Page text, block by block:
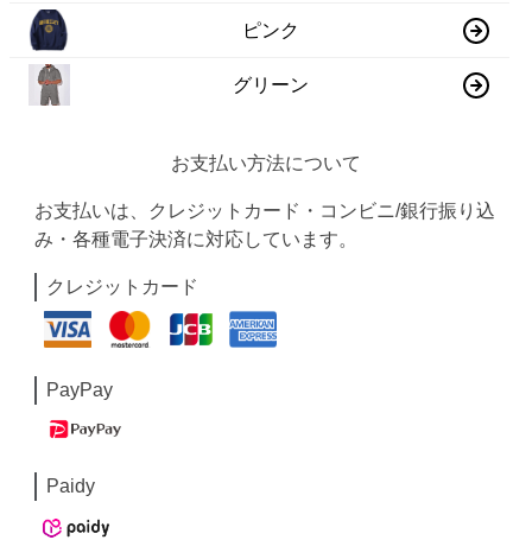
ピンク
グリーン
お支払い方法について
お支払いは、クレジットカード・コンビニ/銀行振り込
み・各種電子決済に対応しています。
クレジットカード
PayPay
Paidy